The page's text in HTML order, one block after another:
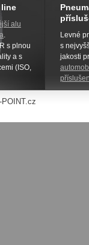
alu
.
s plnou
a s
(ISO,
Levné
s
jakosti